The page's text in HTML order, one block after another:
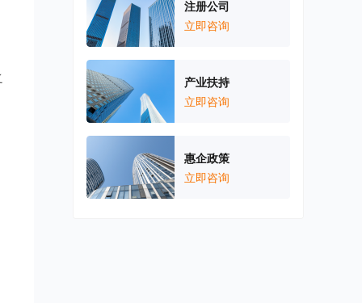
注册公司
立即咨询
产业扶持
立即咨询
惠企政策
立即咨询